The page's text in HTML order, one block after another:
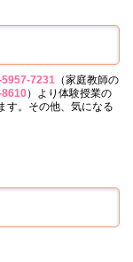
7231 （家庭教師の
）より体験授業の
す。その他、気になる